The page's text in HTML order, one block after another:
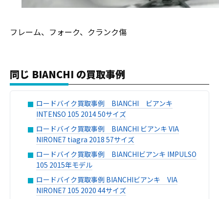
フレーム、フォーク、クランク傷
同じ BIANCHI の買取事例
ロードバイク買取事例 BIANCHI ビアンキ
INTENSO 105 2014 50サイズ
ロードバイク買取事例 BIANCHI ビアンキ VIA
NIRONE7 tiagra 2018 57サイズ
ロードバイク買取事例 BIANCHIビアンキ IMPULSO
105 2015年モデル
ロードバイク買取事例 BIANCHIビアンキ VIA
NIRONE7 105 2020 44サイズ